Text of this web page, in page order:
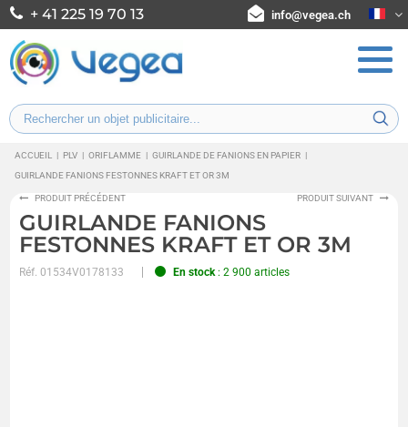
+ 41 225 19 70 13 info@vegea.ch
ACCUEIL | PLV | ORIFLAMME | GUIRLANDE DE FANIONS EN PAPIER |
GUIRLANDE FANIONS FESTONNES KRAFT ET OR 3M
PRODUIT PRÉCÉDENT PRODUIT SUIVANT
GUIRLANDE FANIONS
FESTONNES KRAFT ET OR 3M
Réf.01534V0178133 En stock: 2 900 articles